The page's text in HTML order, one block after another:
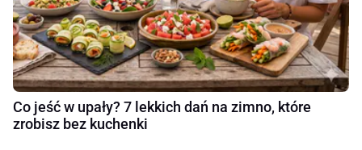
Co jeść w upały? 7 lekkich dań na zimno, które
zrobisz bez kuchenki